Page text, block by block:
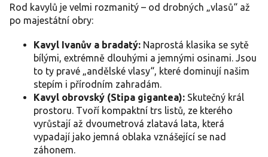
i
Rod kavylů je velmi rozmanitý – od drobných „vlasů“ až
po majestátní obry:
Kavyl Ivanův a bradatý: Naprostá klasika se sytě
bílými, extrémně dlouhými a jemnými osinami. Jsou
to ty pravé „andělské vlasy“, které dominují našim
stepím i přírodním zahradám.
Kavyl obrovský (Stipa gigantea): Skutečný král
prostoru. Tvoří kompaktní trs listů, ze kterého
vyrůstají až dvoumetrová zlatavá lata, která
vypadají jako jemná oblaka vznášející se nad
záhonem.